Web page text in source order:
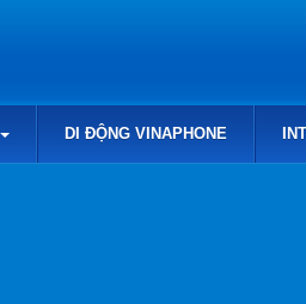
DI ĐỘNG VINAPHONE